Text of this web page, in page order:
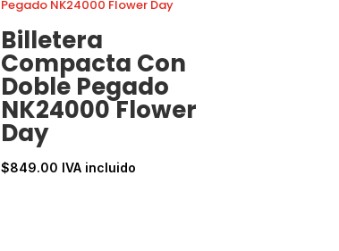
Billetera
Compacta Con
Doble Pegado
NK24000 Flower
Day
$849.00 IVA incluido